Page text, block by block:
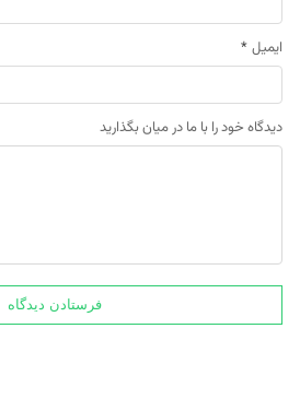
ایمیل *
دیدگاه خود را با ما در میان بگذارید